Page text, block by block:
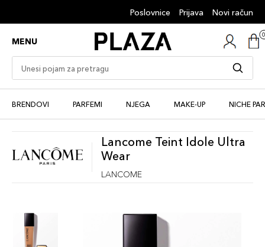
Poslovnice Prijava Novi račun
MENU
BRENDOVI PARFEMI NJEGA MAKE-UP NICHE
Lancome Teint Idole Ultra
Wear
LANCOME